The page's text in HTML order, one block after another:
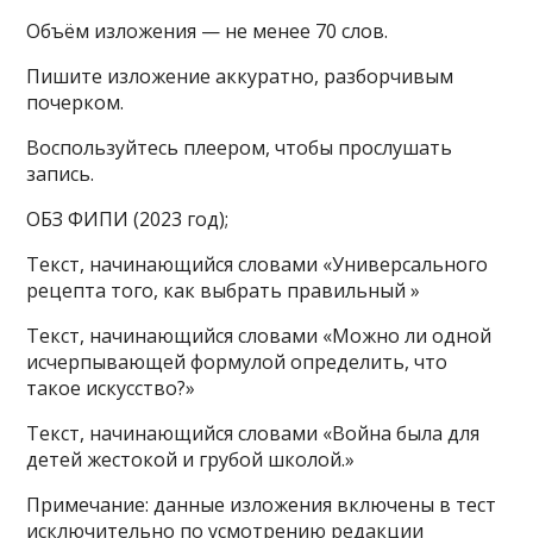
Объём изложения — не менее 70 слов.
Пишите изложение аккуратно, разборчивым
почерком.
Воспользуйтесь плеером, чтобы прослушать
запись.
ОБЗ ФИПИ (2023 год);
Текст, начинающийся словами «Универсального
рецепта того, как выбрать правильный »
Текст, начинающийся словами «Можно ли одной
исчерпывающей формулой определить, что
такое искусство?»
Текст, начинающийся словами «Война была для
детей жестокой и грубой школой.»
Примечание: данные изложения включены в тест
исключительно по усмотрению редакции